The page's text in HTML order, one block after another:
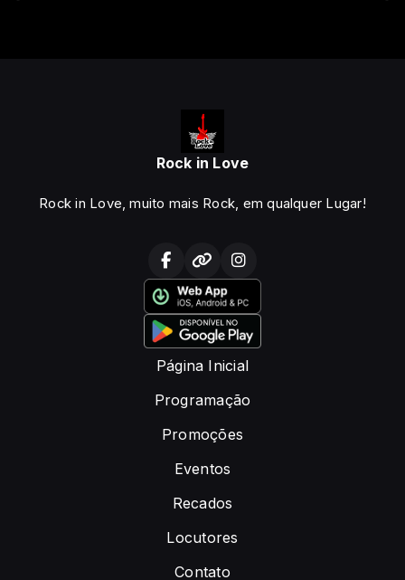
Rock in Love
Rock in Love, muito mais Rock, em qualquer Lugar!
Página Inicial
Programação
Promoções
Eventos
Recados
Locutores
Contato